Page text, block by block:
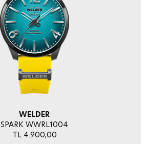
WELDER
SPARK WWRL1004
TL 4.900,00